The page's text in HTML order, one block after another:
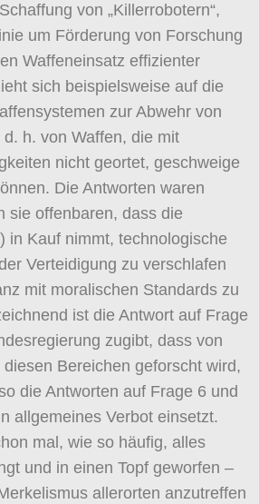
von „Killerrobotern“,
um Förderung von Forschung
Waffeneinsatz effizienter
sich beispielsweise auf die
zur Abwehr von
h. von Waffen, die mit
nicht geortet, geschweige
Die Antworten waren
sie offenbaren, dass die
in Kauf nimmt, technologische
Verteidigung zu verschlafen
mit moralischen Standards zu
ist die Antwort auf Frage
zugibt, dass von
Bereichen geforscht wird,
die Antworten auf Frage 6 und
allgemeines Verbot einsetzt.
mal, wie so häufig, alles
und in einen Topf geworfen –
allerorten anzutreffen